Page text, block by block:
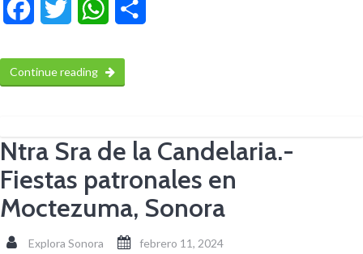
FacebookTwitter WhatsApp
Continue reading
Ntra Sra de la Candelaria.-
Fiestas patronales en
Moctezuma, Sonora
Explora Sonora febrero 11, 2024